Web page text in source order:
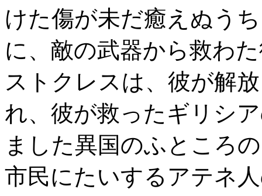
けた傷が未だ癒えぬう
に、敵の武器から救わ
ストクレスは、彼が解
れ、彼が救ったギリシ
ました異国のふところ
市民にたいするアテネ